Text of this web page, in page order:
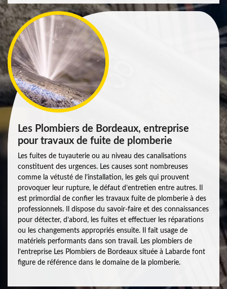
Les Plombiers de Bordeaux, entreprise
pour travaux de fuite de plomberie
Les fuites de tuyauterie ou au niveau des canalisations
constituent des urgences. Les causes sont nombreuses
comme la vétusté de l’installation, les gels qui prouvent
provoquer leur rupture, le défaut d’entretien entre autres. Il
est primordial de confier les travaux fuite de plomberie à des
professionnels. Il dispose du savoir-faire et des connaissances
pour détecter, d’abord, les fuites et effectuer les réparations
ou les changements appropriés ensuite. Il fait usage de
matériels performants dans son travail. Les plombiers de
l’entreprise Les Plombiers de Bordeaux située à Labarde font
figure de référence dans le domaine de la plomberie.